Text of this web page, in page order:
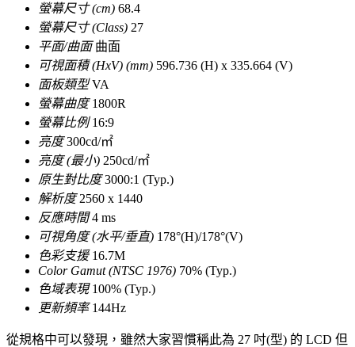
螢幕尺寸 (cm) 68.4
螢幕尺寸 (Class) 27
平面/曲面 曲面
可視面積 (HxV) (mm) 596.736 (H) x 335.664 (V)
面板類型 VA
螢幕曲度 1800R
螢幕比例 16:9
亮度 300cd/㎡
亮度 (最小) 250cd/㎡
原生對比度 3000:1 (Typ.)
解析度 2560 x 1440
反應時間 4 ms
可視角度 (水平/垂直) 178°(H)/178°(V)
色彩支援 16.7M
Color Gamut (NTSC 1976) 70% (Typ.)
色域表現 100% (Typ.)
更新頻率 144Hz
從規格中可以發現，雖然大家習慣稱此為 27 吋(型) 的 LCD 但